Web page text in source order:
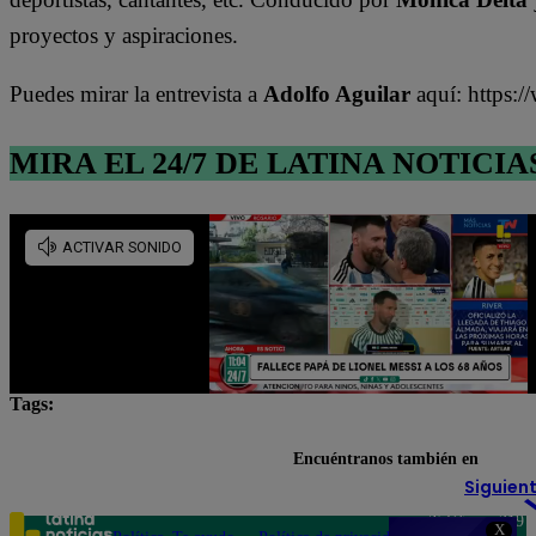
X
proyectos y aspiraciones.
Puedes mirar la entrevista a Adolfo Aguilar aquí:
MIRA EL 24/7 DE LATINA
Tags:
Encuéntranos también en
Teléfono: 219